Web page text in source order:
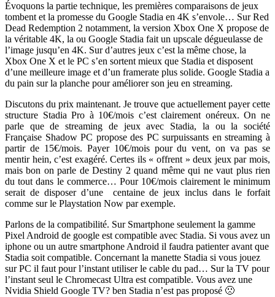
Évoquons la partie technique, les premières comparaisons de jeux
tombent et la promesse du Google Stadia en 4K s’envole… Sur Red
Dead Redemption 2 notamment, la version Xbox One X propose de
la véritable 4K, la ou Google Stadia fait un upscale dégueulasse de
l’image jusqu’en 4K. Sur d’autres jeux c’est la même chose, la
Xbox One X et le PC s’en sortent mieux que Stadia et disposent
d’une meilleure image et d’un framerate plus solide. Google Stadia a
du pain sur la planche pour améliorer son jeu en streaming.
Discutons du prix maintenant. Je trouve que actuellement payer cette
structure Stadia Pro à 10€/mois c’est clairement onéreux. On ne
parle que de streaming de jeux avec Stadia, la ou la société
Française Shadow PC propose des PC surpuissants en streaming à
partir de 15€/mois. Payer 10€/mois pour du vent, on va pas se
mentir hein, c’est exagéré. Certes ils « offrent » deux jeux par mois,
mais bon on parle de Destiny 2 quand même qui ne vaut plus rien
du tout dans le commerce… Pour 10€/mois clairement le minimum
serait de disposer d’une centaine de jeux inclus dans le forfait
comme sur le Playstation Now par exemple.
Parlons de la compatibilité. Sur Smartphone seulement la gamme
Pixel Android de google est compatible avec Stadia. Si vous avez un
iphone ou un autre smartphone Android il faudra patienter avant que
Stadia soit compatible. Concernant la manette Stadia si vous jouez
sur PC il faut pour l’instant utiliser le cable du pad… Sur la TV pour
l’instant seul le Chromecast Ultra est compatible. Vous avez une
Nvidia Shield Google TV? ben Stadia n’est pas proposé 🙁